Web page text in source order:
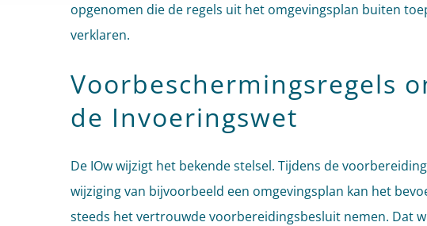
opgenomen die de regels uit het omgevingsplan buiten
verklaren.
Voorbeschermingsregels
de Invoeringswet
De IOw wijzigt het bekende stelsel. Tijdens de
wijziging van bijvoorbeeld een omgevingsplan kan het
steeds het vertrouwde voorbereidingsbesluit nemen. Dat